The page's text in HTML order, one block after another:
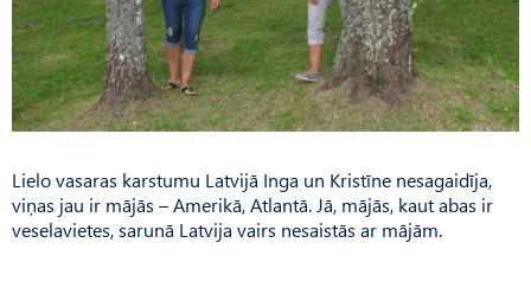
Lielo vasaras karstumu Latvijā Inga un Kristīne nesagaidīja,
viņas jau ir mājās – Amerikā, Atlantā. Jā, mājās, kaut abas ir
veselavietes, sarunā Latvija vairs nesaistās ar mājām.